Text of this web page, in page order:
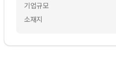
기업규모
소재지